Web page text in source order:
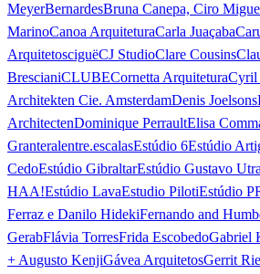
MeyerBernardesBruna Canepa, Ciro
MarinoCanoa ArquiteturaCarla Juaçaba
ArquitetosciguëCJ StudioClare Cousins
BrescianiCLUBECornetta ArquiteturaCyril
Architekten Cie. AmsterdamDenis Joelsons
ArchitectenDominique PerraultElisa
Granteralentre.escalasEstúdio 6Estúdio
CedoEstúdio GibraltarEstúdio Gustavo
HAA!Estúdio LavaEstudio PilotiEstúdio
Ferraz e Danilo HidekiFernando and
GerabFlávia TorresFrida EscobedoGabriel
+ Augusto KenjiGávea ArquitetosGerrit